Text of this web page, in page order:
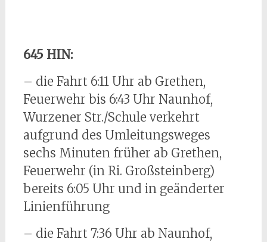
645 HIN:
– die Fahrt 6:11 Uhr ab Grethen,
Feuerwehr bis 6:43 Uhr Naunhof,
Wurzener Str./Schule verkehrt
aufgrund des Umleitungsweges
sechs Minuten früher ab Grethen,
Feuerwehr (in Ri. Großsteinberg)
bereits 6:05 Uhr und in geänderter
Linienführung
– die Fahrt 7:36 Uhr ab Naunhof,